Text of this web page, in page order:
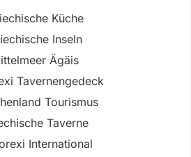
Küche
Inseln
Ägäis
Tavernengedeck
Tourismus
Taverne
International